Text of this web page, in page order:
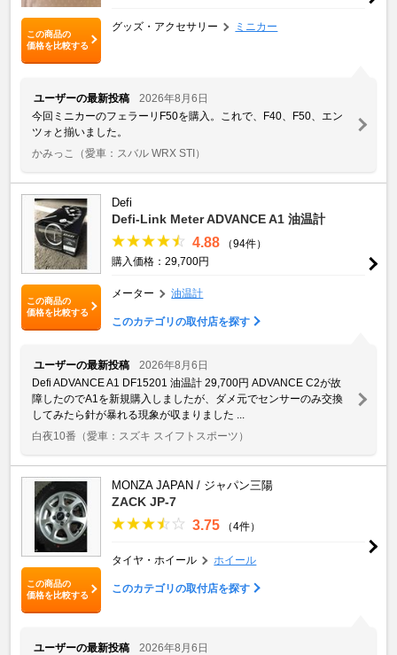
この商品の
価格を比較する
グッズ・アクセサリー ミニカー
ユーザーの最新投稿
2026年8月6日
今回ミニカーのフェラーリF50を購入。これで、F40、F50、エン
ツォと揃いました。
かみっこ
（愛車：スバル WRX STI）
この商品の
価格を比較する
Defi
Defi-Link Meter ADVANCE A1 油温計
4.88
（94件）
購入価格：29,700円
メーター 油温計
このカテゴリの取付店を探す
ユーザーの最新投稿
2026年8月6日
Defi ADVANCE A1 DF15201 油温計 29,700円 ADVANCE C2が故
障したのでA1を新規購入しましたが、ダメ元でセンサーのみ交換
してみたら針が暴れる現象が収まりました ...
白夜10番 （愛車：スズキ スイフトスポーツ）
この商品の
価格を比較する
MONZA JAPAN / ジャパン三陽
ZACK JP-7
3.75 （4件）
タイヤ・ホイール ホイール
このカテゴリの取付店を探す
ユーザーの最新投稿
2026年8月6日